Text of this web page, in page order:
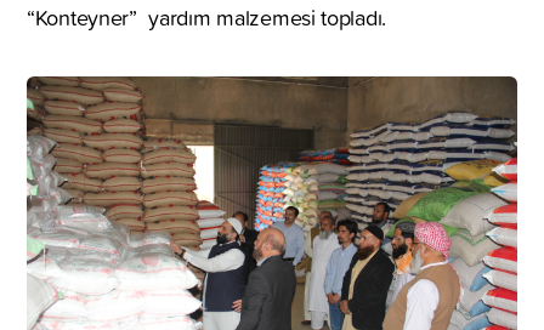
“Konteyner” yardım malzemesi topladı.